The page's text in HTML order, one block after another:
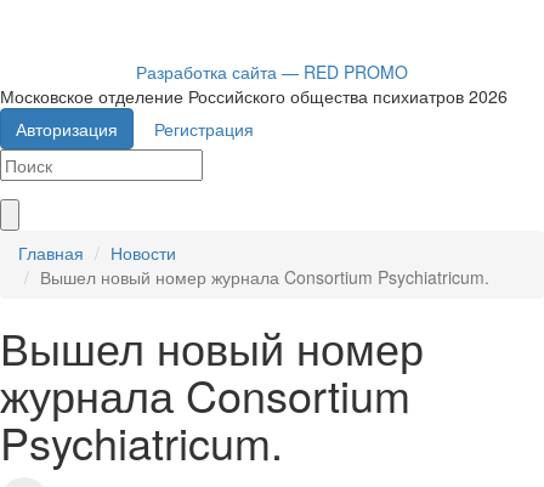
Разработка сайта — RED PROMO
Московское отделение Российского общества психиатров 2026
Авторизация
Регистрация
Главная
Новости
Вышел новый номер журнала Consortium Psychiatricum.
Вышел новый номер
журнала Consortium
Psychiatricum.